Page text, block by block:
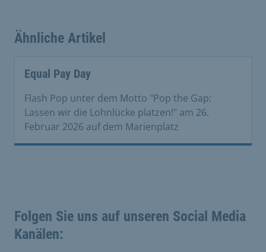
Ähnliche Artikel
Equal Pay Day
Flash Pop unter dem Motto "Pop the Gap:
Lassen wir die Lohnlücke platzen!" am 26.
Februar 2026 auf dem Marienplatz
Folgen Sie uns auf unseren Social Media
Kanälen: